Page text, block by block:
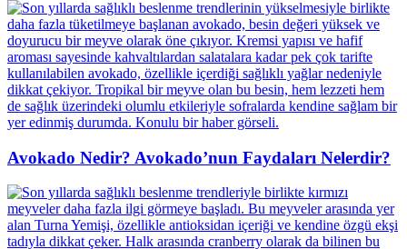
Avokado Nedir? Avokado’nun Faydaları Nelerdir?